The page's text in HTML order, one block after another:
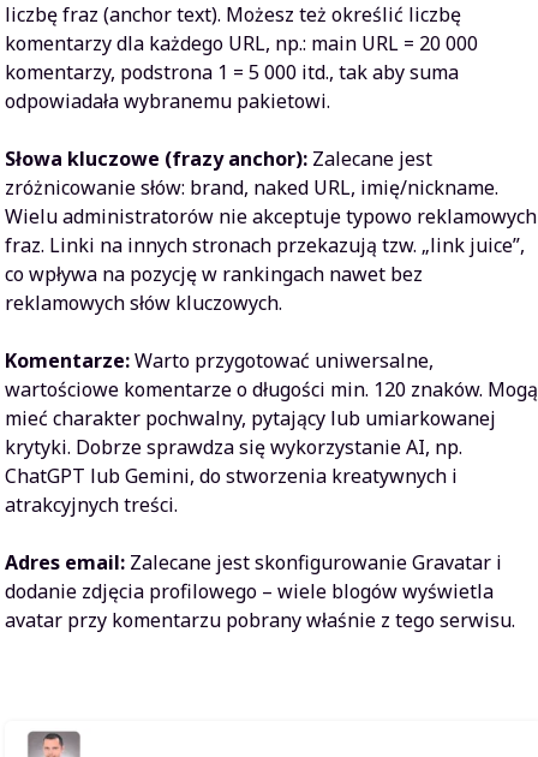
liczbę fraz (anchor text). Możesz też określić liczbę
komentarzy dla każdego URL, np.: main URL = 20 000
komentarzy, podstrona 1 = 5 000 itd., tak aby suma
odpowiadała wybranemu pakietowi.
Słowa kluczowe (frazy anchor): Zalecane jest
zróżnicowanie słów: brand, naked URL, imię/nickname.
Wielu administratorów nie akceptuje typowo reklamowych
fraz. Linki na innych stronach przekazują tzw. „link juice”,
co wpływa na pozycję w rankingach nawet bez
reklamowych słów kluczowych.
Komentarze:Warto przygotować uniwersalne,
wartościowe komentarze o długości min. 120 znaków. Mogą
mieć charakter pochwalny, pytający lub umiarkowanej
krytyki. Dobrze sprawdza się wykorzystanie AI, np.
ChatGPT lub Gemini, do stworzenia kreatywnych i
atrakcyjnych treści.
Adres email: Zalecane jest skonfigurowanie Gravatar i
dodanie zdjęcia profilowego – wiele blogów wyświetla
avatar przy komentarzu pobrany właśnie z tego serwisu.